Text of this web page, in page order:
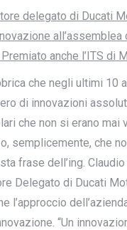
delegato di Ducati
all’assemblea
anche l’ITS di
che negli ultimi 10
di innovazioni
che non si erano mai
semplicemente, che
frase dell’ing.
Delegato di Ducati
l’approccio
“Un